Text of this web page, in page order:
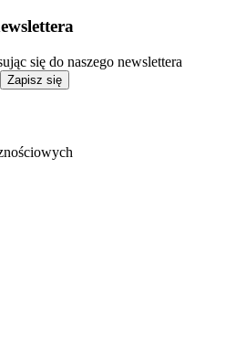
się do naszego newslettera
Zapisz się